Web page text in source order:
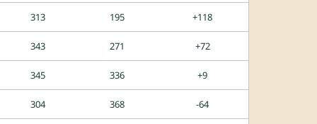
313 195 +118
343 271 +72
345 336 +9
304 368 -64